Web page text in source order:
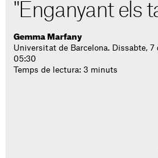
"Enganyant els
Gemma Marfany
Universitat de Barcelona. Dissabte, 7
05:30
Temps de lectura: 3 minuts